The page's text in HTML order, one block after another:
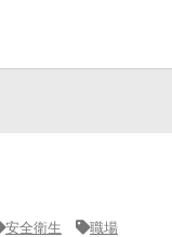
安全衛生
職場